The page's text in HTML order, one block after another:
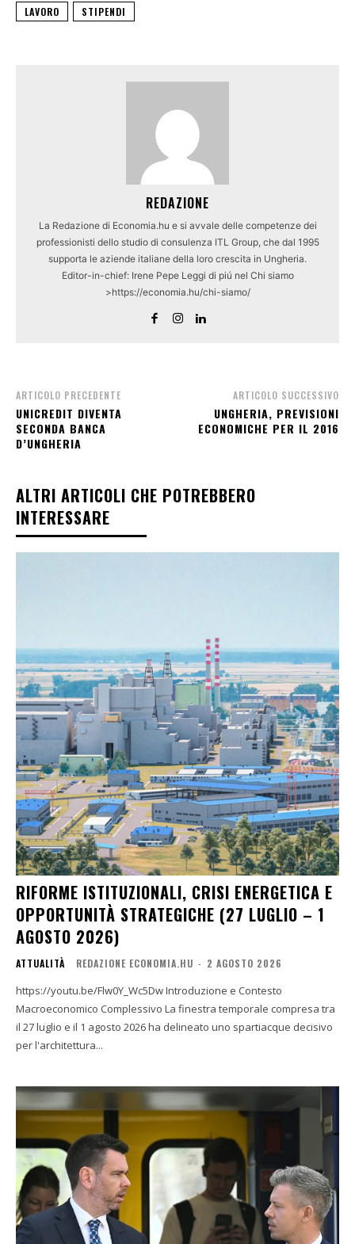
LAVORO STIPENDI
REDAZIONE
La Redazione di Economia.hu e si avvale delle competenze dei
professionisti dello studio di consulenza ITL Group, che dal 1995
supporta le aziende italiane della loro crescita in Ungheria.
Editor-in-chief: Irene Pepe Leggi di piú nel Chi siamo
>https://economia.hu/chi-siamo/
ARTICOLO PRECEDENTE
UNICREDIT DIVENTA
SECONDA BANCA
D’UNGHERIA
ARTICOLO SUCCESSIVO
UNGHERIA, PREVISIONI
ECONOMICHE PER IL 2016
ALTRI ARTICOLI CHE POTREBBERO
INTERESSARE
RIFORME ISTITUZIONALI, CRISI ENERGETICA E
OPPORTUNITÀ STRATEGICHE (27 LUGLIO – 1
AGOSTO 2026)
ATTUALITÀ REDAZIONE ECONOMIA.HU - 2 AGOSTO 2026
https://youtu.be/Flw0Y_Wc5Dw Introduzione e Contesto
Macroeconomico Complessivo La finestra temporale compresa tra
il 27 luglio e il 1 agosto 2026 ha delineato uno spartiacque decisivo
per l'architettura...